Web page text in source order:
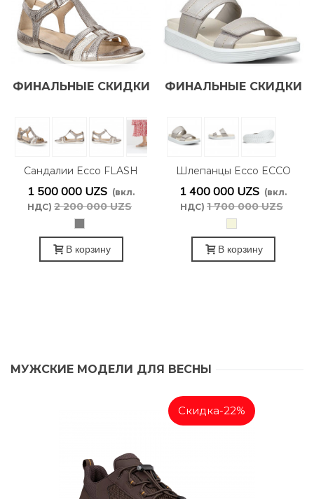
ФИНАЛЬНЫЕ СКИДКИ
Сандалии Ecco FLASH
240873/57462
1 500 000 UZS (вкл.
НДС) 2 200 000 UZS
бежевый
В корзину
ФИНАЛЬНЫЕ СКИДКИ
Шлепанцы Ecco ECCO
Soft Sandal W Pure
Cashmere Foil
238833/61652
1 400 000 UZS (вкл.
НДС) 1 700 000 UZS
В корзину
МУЖСКИЕ МОДЕЛИ ДЛЯ ВЕСНЫ
Скидка-22%